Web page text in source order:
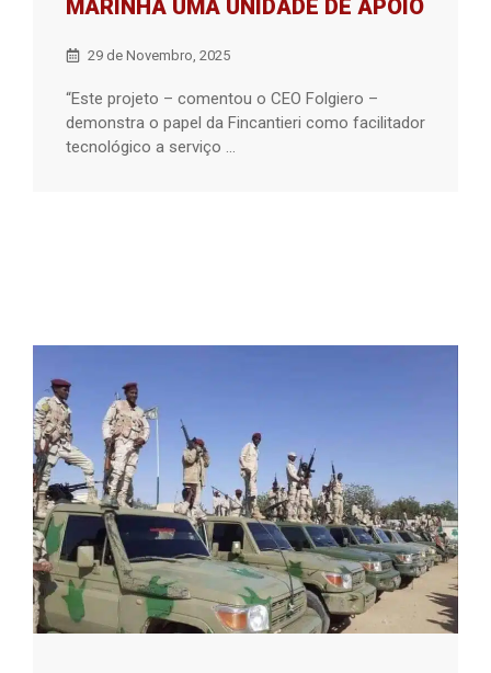
MARINHA UMA UNIDADE DE APOIO
29 de Novembro, 2025
“Este projeto – comentou o CEO Folgiero –
demonstra o papel da Fincantieri como facilitador
tecnológico a serviço ...